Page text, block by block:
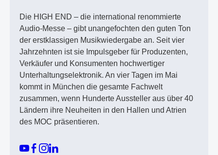
Die HIGH END – die international renommierte
Audio-Messe – gibt unangefochten den guten Ton
der erstklassigen Musikwiedergabe an. Seit vier
Jahrzehnten ist sie Impulsgeber für Produzenten,
Verkäufer und Konsumenten hochwertiger
Unterhaltungselektronik. An vier Tagen im Mai
kommt in München die gesamte Fachwelt
zusammen, wenn Hunderte Aussteller aus über 40
Ländern ihre Neuheiten in den Hallen und Atrien
des MOC präsentieren.